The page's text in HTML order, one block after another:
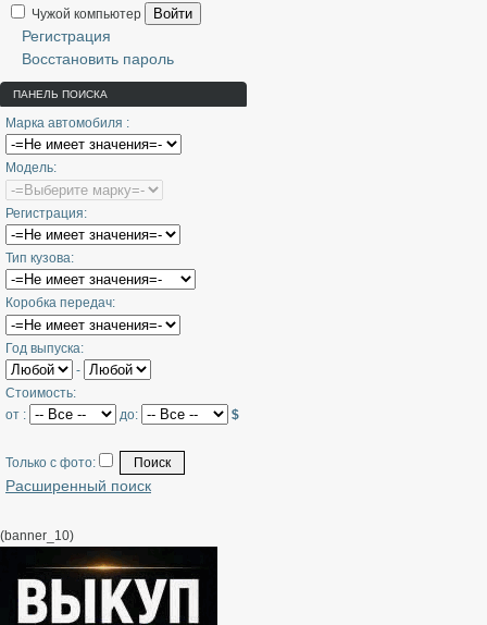
Чужой компьютер
Войти
Регистрация
Восстановить пароль
ПАНЕЛЬ ПОИСКА
Марка автомобиля :
Модель:
Регистрация:
Тип кузова:
Коробка передач:
Год выпуска:
-
Стоимость:
от :
до: $
Только с фото:
Расширенный поиск
(banner_10)